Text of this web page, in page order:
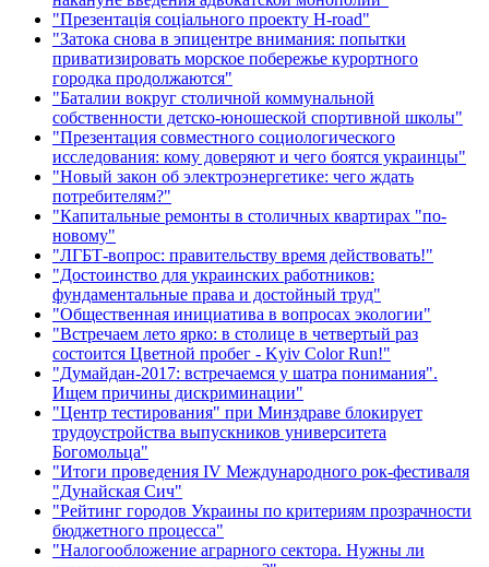
"Презентація соціального проекту H-road"
"Затока снова в эпицентре внимания: попытки
приватизировать морское побережье курортного
городка продолжаются"
"Баталии вокруг столичной коммунальной
собственности детско-юношеской спортивной школы"
"Презентация совместного социологического
исследования: кому доверяют и чего боятся украинцы"
"Новый закон об электроэнергетике: чего ждать
потребителям?"
"Капитальные ремонты в столичных квартирах "по-
новому"
"ЛГБТ-вопрос: правительству время действовать!"
"Достоинство для украинских работников:
фундаментальные права и достойный труд"
"Общественная инициатива в вопросах экологии"
"Встречаем лето ярко: в столице в четвертый раз
состоится Цветной пробег - Kyiv Color Run!"
"Думайдан-2017: встречаемся у шатра понимания".
Ищем причины дискриминации"
"Центр тестирования" при Минздраве блокирует
трудоустройства выпускников университета
Богомольца"
"Итоги проведения IV Международного рок-фестиваля
"Дунайская Сич"
"Рейтинг городов Украины по критериям прозрачности
бюджетного процесса"
"Налогообложение аграрного сектора. Нужны ли